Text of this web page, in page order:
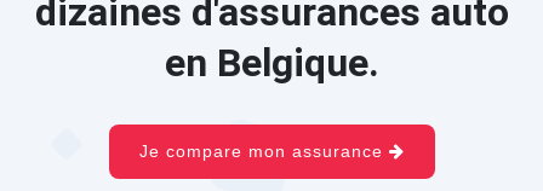
dizaines d'assurances auto
en Belgique.
Je compare mon assurance